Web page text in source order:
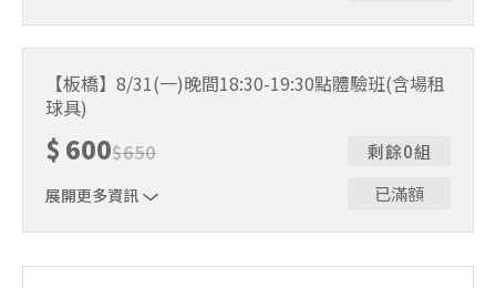
制。歡迎邀請親友一同報名參加，享受團體運動樂趣！ 如
人數未達開班門檻，或因天候不佳無法如期舉行，POA將視
情況安排延期或併班處理。 ⚠️ 報名完成後，如因天候因素
無法上課，僅提供課程延期選項，恕不退費，請參閱【報名
與課程異動規則】。報名後視為您已同意上述規則。
【板橋】8/31(一)晚間18:30-19:30點體驗班(含場租
球具)
$ 600$650
展開更多資訊
剩餘0組
已滿額
｜單人報名方案說明｜ 本體驗課程採4人開班，8人滿班